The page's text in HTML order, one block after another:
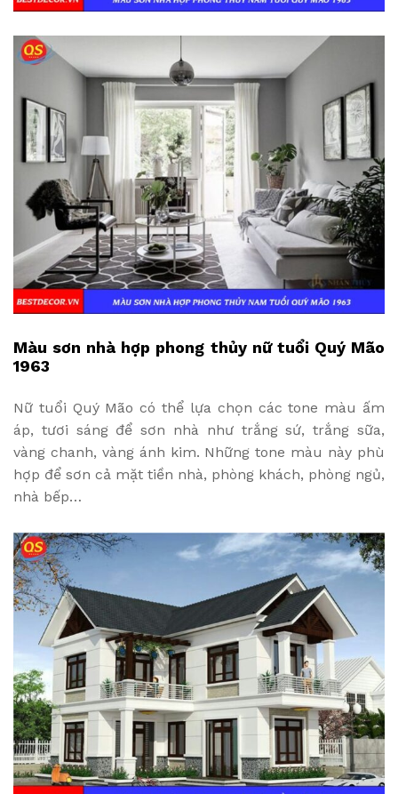
Màu sơn nhà hợp phong thủy nữ tuổi Quý Mão
1963
Nữ tuổi Quý Mão có thể lựa chọn các tone màu ấm
áp, tươi sáng để sơn nhà như trắng sứ, trắng sữa,
vàng chanh, vàng ánh kim. Những tone màu này phù
hợp để sơn cả mặt tiền nhà, phòng khách, phòng ngủ,
nhà bếp…